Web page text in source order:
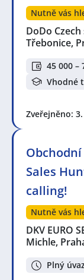
Nutně vás
DoDo Czech
Třebonice,
45 000 –
Vhodné
Zveřejněno:
Sales
calling!
Nutně vás
DKV EURO
Michle,
Plný